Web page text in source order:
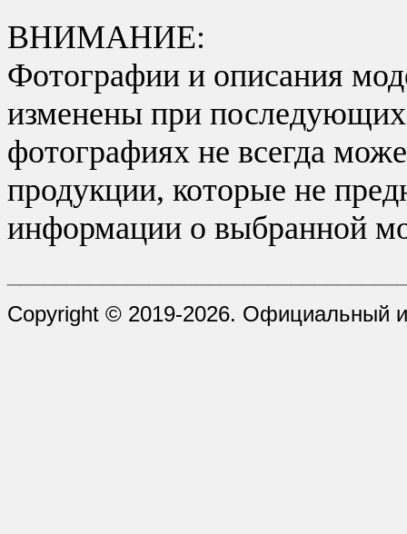
ВНИМАНИЕ:
Фотографии и описания
изменены при последующих
фотографиях не всегда
продукции, которые не
информации о выбранной
Copyright © 2019-2026. Официальный